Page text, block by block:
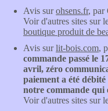
Avis surohsens.fr, par
Voir d'autres sites sur
boutique produit de
Avis surlit-bois.com,
commande passé le
avril, zéro
paiement a été
notre commande qui
Voir d'autres sites sur